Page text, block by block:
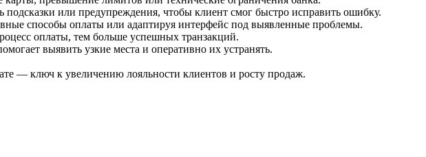
или предупреждения, чтобы клиент смог быстро исправить ошибку.
способы оплаты или адаптируя интерфейс под выявленные проблемы.
оплаты, тем больше успешных транзакций.
выявить узкие места и оперативно их устранять.
— ключ к увеличению лояльности клиентов и росту продаж.